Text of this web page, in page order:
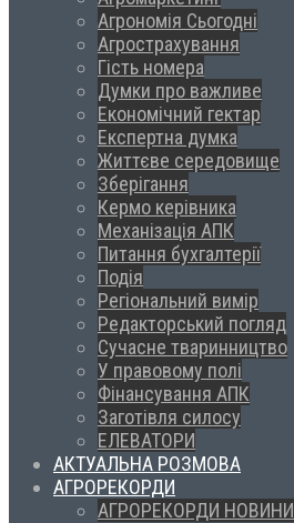
Агрономія Сьогодні
Агрострахування
Гість номера
Думки про важливе
Економічний гектар
Експертна думка
Життєве середовище
Зберігання
Кермо керівника
Механізація АПК
Питання бухгалтерії
Подія
Регіональний вимір
Редакторський погляд
Сучасне тваринництво
У правовому полі
Фінансування АПК
Заготівля силосу
ЕЛЕВАТОРИ
АКТУАЛЬНА РОЗМОВА
АГРОРЕКОРДИ
АГРОРЕКОРДИ НОВИНИ